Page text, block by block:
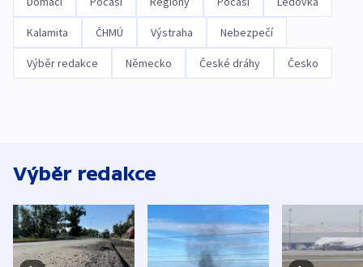
Kalamita ČHMÚ Výstraha Nebezpečí
Výběr redakce Německo České dráhy Česko
Výběr redakce